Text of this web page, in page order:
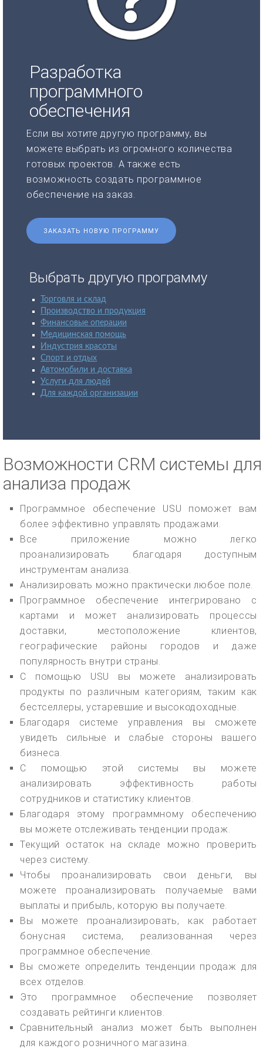
Разработка
программного
обеспечения
Если вы хотите другую программу, вы
можете выбрать из огромного количества
готовых проектов. А также есть
возможность создать программное
обеспечение на заказ.
ЗАКАЗАТЬ НОВУЮ ПРОГРАММУ
Выбрать другую программу
Торговля и склад
Производство и продукция
Финансовые операции
Медицинская помощь
Индустрия красоты
Спорт и отдых
Автомобили и доставка
Услуги для людей
Для каждой организации
Возможности CRM системы для
анализа продаж
Программное обеспечение USU поможет вам
более эффективно управлять продажами.
Все приложение можно легко
проанализировать благодаря доступным
инструментам анализа.
Анализировать можно практически любое поле.
Программное обеспечение интегрировано с
картами и может анализировать процессы
доставки, местоположение клиентов,
географические районы городов и даже
популярность внутри страны.
С помощью USU вы можете анализировать
продукты по различным категориям, таким как
бестселлеры, устаревшие и высокодоходные.
Благодаря системе управления вы сможете
увидеть сильные и слабые стороны вашего
бизнеса.
С помощью этой системы вы можете
анализировать эффективность работы
сотрудников и статистику клиентов.
Благодаря этому программному обеспечению
вы можете отслеживать тенденции продаж.
Текущий остаток на складе можно проверить
через систему.
Чтобы проанализировать свои деньги, вы
можете проанализировать получаемые вами
выплаты и прибыль, которую вы получаете.
Вы можете проанализировать, как работает
бонусная система, реализованная через
программное обеспечение.
Вы сможете определить тенденции продаж для
всех отделов.
Это программное обеспечение позволяет
создавать рейтинги клиентов.
Сравнительный анализ может быть выполнен
для каждого розничного магазина.